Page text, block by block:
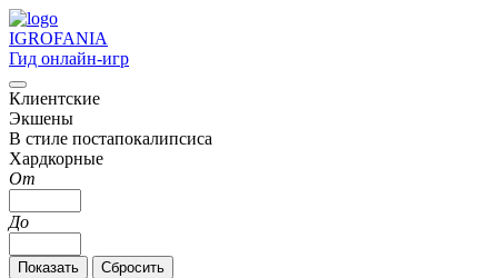
IGROFANIA
Гид онлайн-игр
Клиентские
Экшены
В стиле постапокалипсиса
Хардкорные
От
До